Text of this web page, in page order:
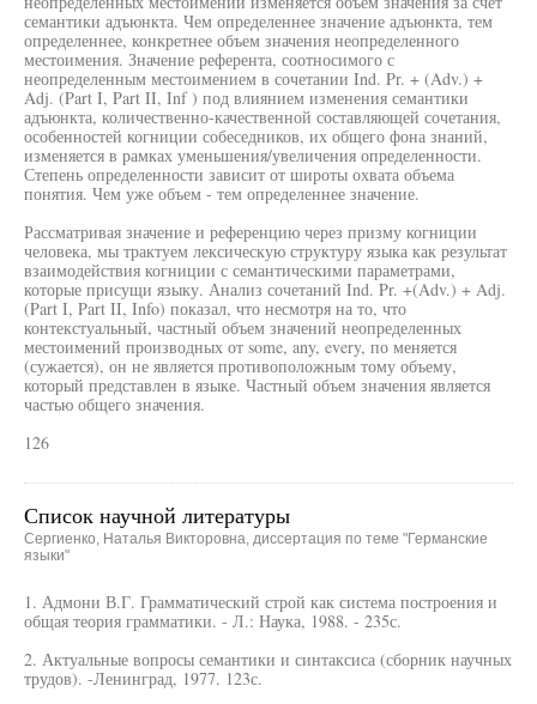
семантики адъюнкта. Чем определеннее значение адъюнкта, тем
определеннее, конкретнее объем значения неопределенного
местоимения. Значение референта, соотносимого с
неопределенным местоимением в сочетании Ind. Pr. + (Adv.) +
Adj. (Part I, Part II, Inf ) под влиянием изменения семантики
адъюнкта, количественно-качественной составляющей сочетания,
особенностей когниции собеседников, их общего фона знаний,
изменяется в рамках уменьшения/увеличения определенности.
Степень определенности зависит от широты охвата объема
понятия. Чем уже объем - тем определеннее значение.
Рассматривая значение и референцию через призму когниции
человека, мы трактуем лексическую структуру языка как результат
взаимодействия когниции с семантическими параметрами,
которые присущи языку. Анализ сочетаний Ind. Pr. +(Adv.) + Adj.
(Part I, Part II, Info) показал, что несмотря на то, что
контекстуальный, частный объем значений неопределенных
местоимений производных от some, any, every, по меняется
(сужается), он не является противоположным тому объему,
который представлен в языке. Частный объем значения является
частью общего значения.
126
Список научной литературы
Сергиенко, Наталья Викторовна, диссертация по теме "Германские
языки"
1. Адмони В.Г. Грамматический строй как система построения и
общая теория грамматики. - Л.: Наука, 1988. - 235с.
2. Актуальные вопросы семантики и синтаксиса (сборник научных
трудов). -Ленинград, 1977. 123с.